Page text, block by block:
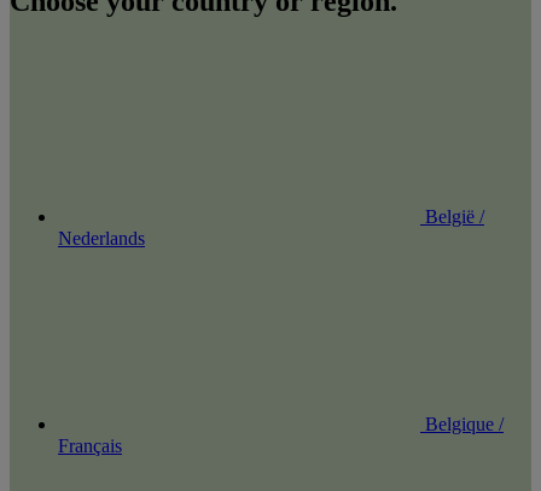
België /
Nederlands
Belgique /
Français